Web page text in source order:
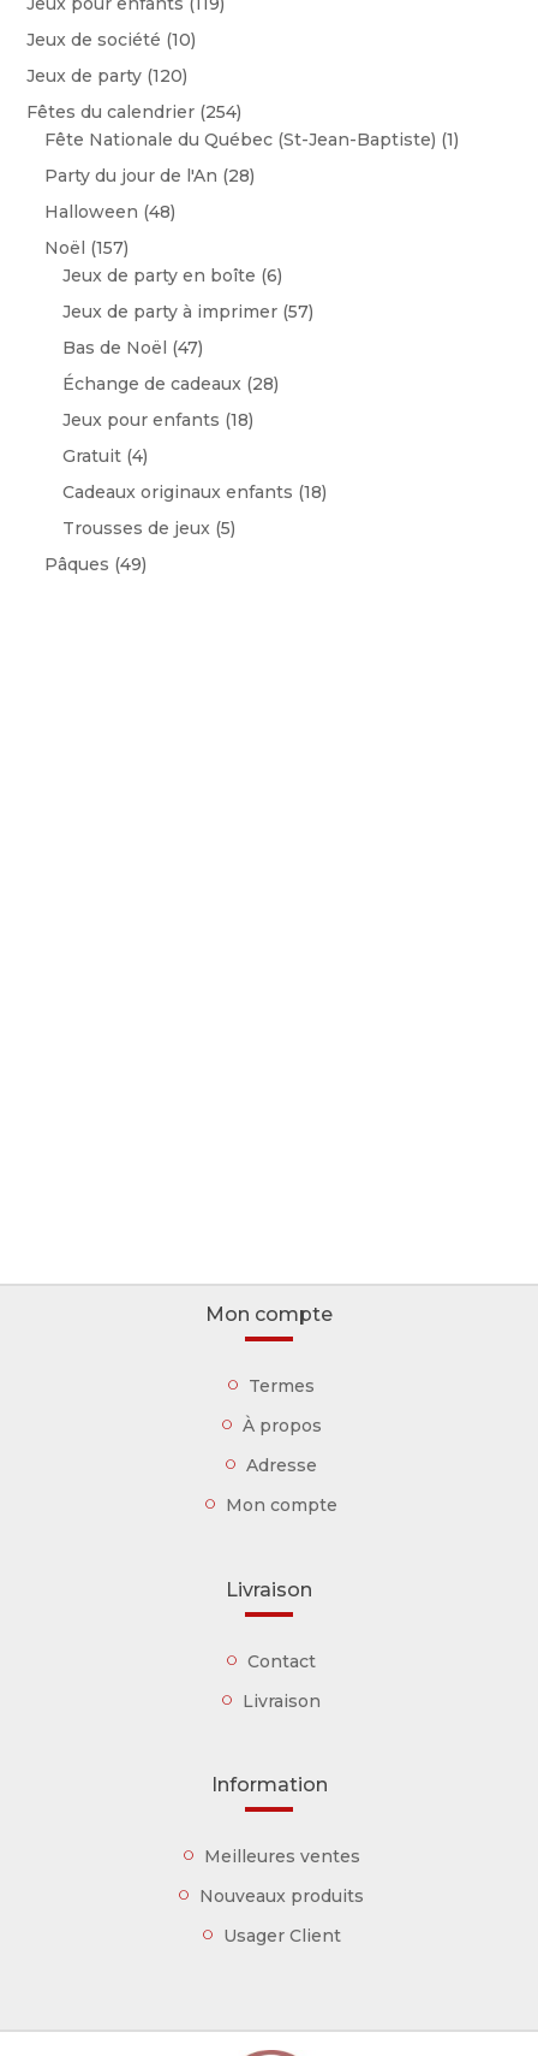
Jeux de société (10)
Jeux de party (120)
Fêtes du calendrier (254)
Fête Nationale du Québec (St-Jean-Baptiste) (1)
Party du jour de l'An (28)
Halloween (48)
Noël (157)
Jeux de party en boîte (6)
Jeux de party à imprimer (57)
Bas de Noël (47)
Échange de cadeaux (28)
Jeux pour enfants (18)
Gratuit (4)
Cadeaux originaux enfants (18)
Trousses de jeux (5)
Pâques (49)
Mon compte
Termes
À propos
Adresse
Mon compte
Livraison
Contact
Livraison
Information
Meilleures ventes
Nouveaux produits
Usager Client